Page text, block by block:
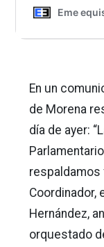
En un
de Morena
día de ayer:
Coordinador,
Hernández,
orquestado